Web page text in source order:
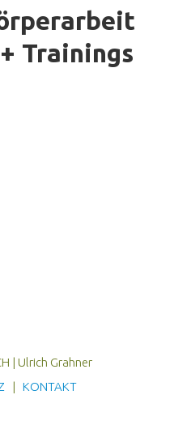
Trainings
| Ulrich Grahner
| KONTAKT